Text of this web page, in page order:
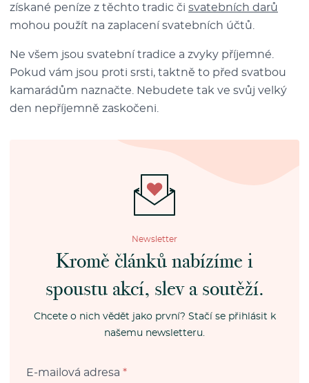
získané peníze z těchto tradic či svatebních darů
mohou použít na zaplacení svatebních účtů.
Ne všem jsou svatební tradice a zvyky příjemné.
Pokud vám jsou proti srsti, taktně to před svatbou
kamarádům naznačte. Nebudete tak ve svůj velký
den nepříjemně zaskočeni.
Newsletter
Kromě článků nabízíme i
spoustu akcí, slev a soutěží.
Chcete o nich vědět jako první? Stačí se přihlásit k
našemu newsletteru.
E-mailová adresa *